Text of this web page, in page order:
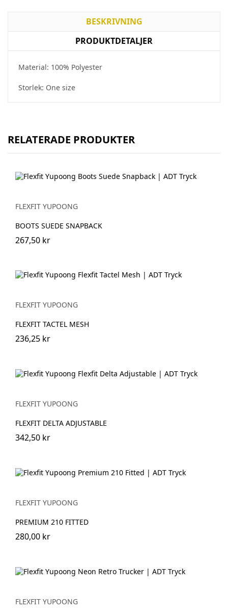
BESKRIVNING
PRODUKTDETALJER
Material: 100% Polyester
Storlek: One size
RELATERADE PRODUKTER
FLEXFIT YUPOONG
BOOTS SUEDE SNAPBACK
267,50 kr
FLEXFIT YUPOONG
FLEXFIT TACTEL MESH
236,25 kr
FLEXFIT YUPOONG
FLEXFIT DELTA ADJUSTABLE
342,50 kr
FLEXFIT YUPOONG
PREMIUM 210 FITTED
280,00 kr
FLEXFIT YUPOONG